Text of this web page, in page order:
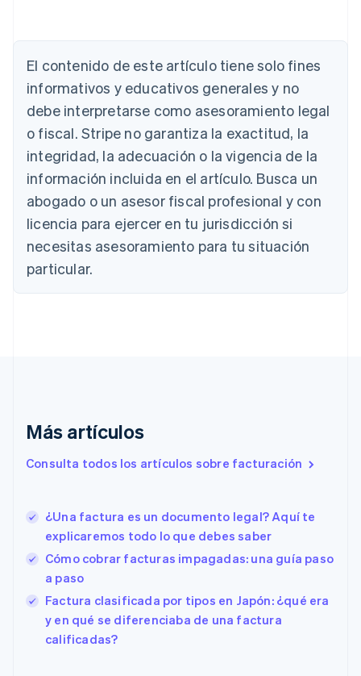
El contenido de este artículo tiene solo fines
informativos y educativos generales y no
debe interpretarse como asesoramiento legal
o fiscal. Stripe no garantiza la exactitud, la
integridad, la adecuación o la vigencia de la
información incluida en el artículo. Busca un
abogado o un asesor fiscal profesional y con
licencia para ejercer en tu jurisdicción si
necesitas asesoramiento para tu situación
particular.
Más artículos
Consulta todos los artículos sobre facturación
¿Una factura es un documento legal? Aquí te
explicaremos todo lo que debes saber
Cómo cobrar facturas impagadas: una guía paso
a paso
Factura clasificada por tipos en Japón: ¿qué era
y en qué se diferenciaba de una factura
calificadas?
DeutschEnglish
Australia
Austria
DeutschEnglish
Bélgica
Nederlands
Brasil
PortuguêsEnglish
Bulgaria
English
Canadá
English
China continental
简体中文English
English
English
España
Estados Unidos
English Español简体中文
Estonia
Finlandia
EnglishSvenska
Francia